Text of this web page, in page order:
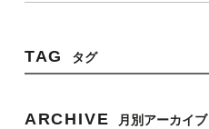
TAG タグ
ARCHIVE 月別アーカイブ